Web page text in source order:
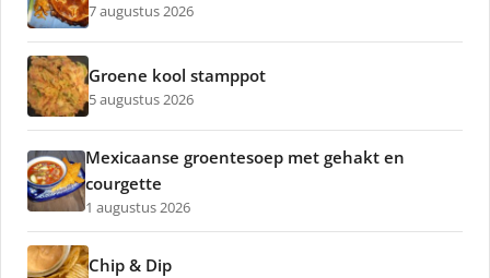
7 augustus 2026
Groene kool stamppot
5 augustus 2026
Mexicaanse groentesoep met gehakt en
courgette
1 augustus 2026
Chip & Dip